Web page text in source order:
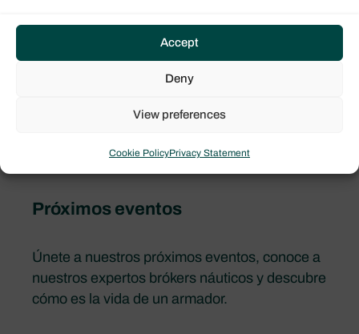
Accept
Deny
View preferences
Cookie PolicyPrivacy Statement
Próximos eventos
Únete a nuestros próximos eventos, conoce a
nuestros expertos brókers náuticos y descubre
cómo es la vida de un armador.